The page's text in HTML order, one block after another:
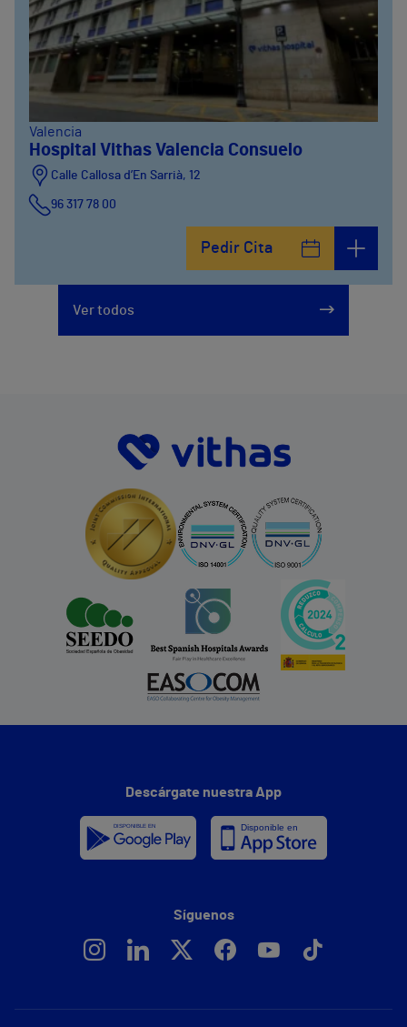
Valencia
Hospital Vithas Valencia Consuelo
Calle Callosa d’En Sarrià, 12
96 317 78 00
Pedir Cita
Ver todos
Descárgate nuestra App
Síguenos